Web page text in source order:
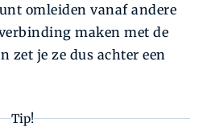
omleiden vanaf andere
maken met de
zet je ze dus achter een
Tip!